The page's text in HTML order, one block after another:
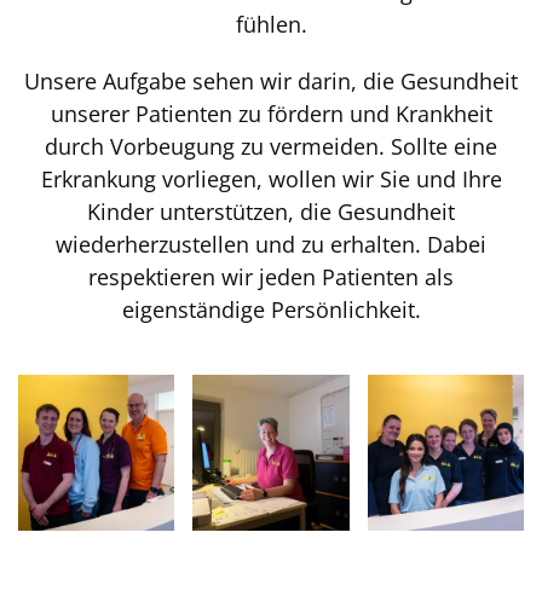
fühlen.
Unsere Aufgabe sehen wir darin, die Gesundheit
unserer Patienten zu fördern und Krankheit
durch Vorbeugung zu vermeiden. Sollte eine
Erkrankung vorliegen, wollen wir Sie und Ihre
Kinder unterstützen, die Gesundheit
wiederherzustellen und zu erhalten. Dabei
respektieren wir jeden Patienten als
eigenständige Persönlichkeit.